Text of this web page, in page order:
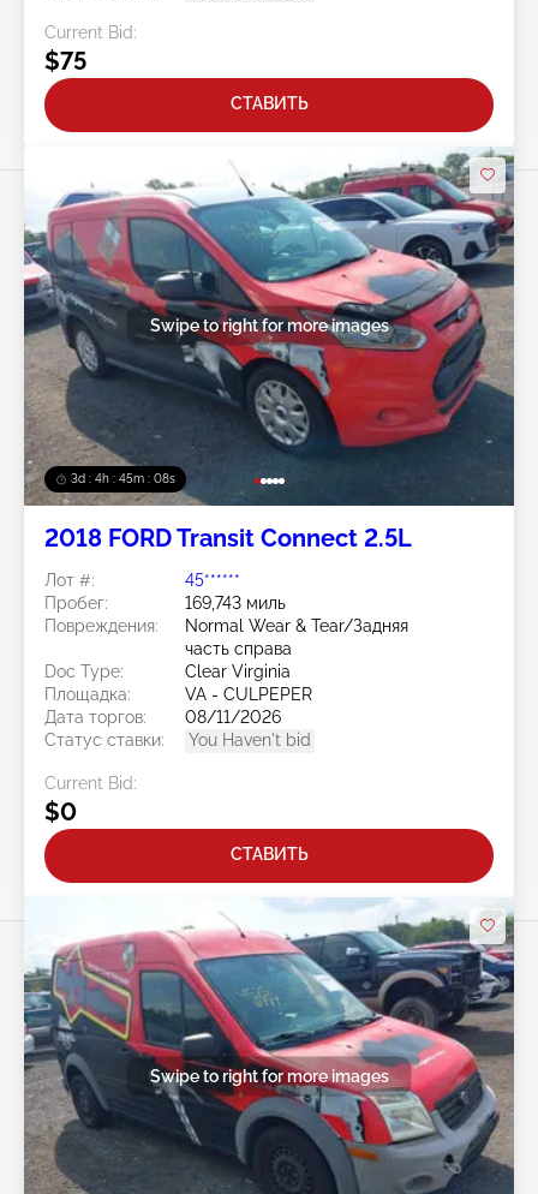
Current Bid:
$75
СТАВИТЬ
3d : 4h : 45m : 05s
Swipe to right for more images
2018 FORD Transit Connect 2.5L
Лот #:
45******
Пробег:
169,743 миль
Повреждения:
Normal Wear & Tear/Задняя
часть справа
Doc Type:
Clear Virginia
Площадка:
VA - CULPEPER
Дата торгов:
08/11/2026
Статус ставки:
You Haven't bid
Current Bid:
$0
СТАВИТЬ
Swipe to right for more images